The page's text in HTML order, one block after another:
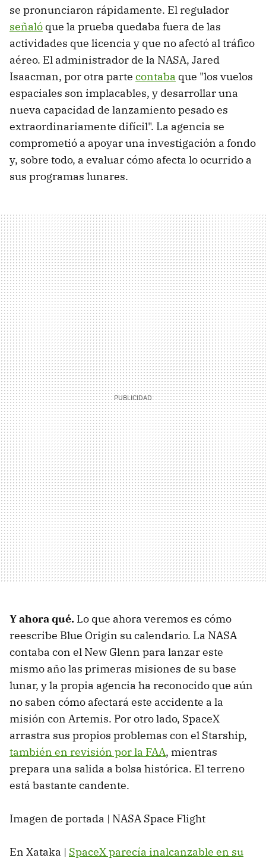
se pronunciaron rápidamente. El regulador
señaló que la prueba quedaba fuera de las
actividades que licencia y que no afectó al tráfico
aéreo. El administrador de la NASA, Jared
Isaacman, por otra parte contaba que "los vuelos
espaciales son implacables, y desarrollar una
nueva capacidad de lanzamiento pesado es
extraordinariamente difícil". La agencia se
comprometió a apoyar una investigación a fondo
y, sobre todo, a evaluar cómo afecta lo ocurrido a
sus programas lunares.
Y ahora qué. Lo que ahora veremos es cómo
reescribe Blue Origin su calendario. La NASA
contaba con el New Glenn para lanzar este
mismo año las primeras misiones de su base
lunar, y la propia agencia ha reconocido que aún
no saben cómo afectará este accidente a la
misión con Artemis. Por otro lado, SpaceX
arrastra sus propios problemas con el Starship,
también en revisión por la FAA, mientras
prepara una salida a bolsa histórica. El terreno
está bastante candente.
Imagen de portada | NASA Space Flight
En Xataka | SpaceX parecía inalcanzable en su